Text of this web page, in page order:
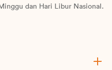
dan Hari Libur Nasional.